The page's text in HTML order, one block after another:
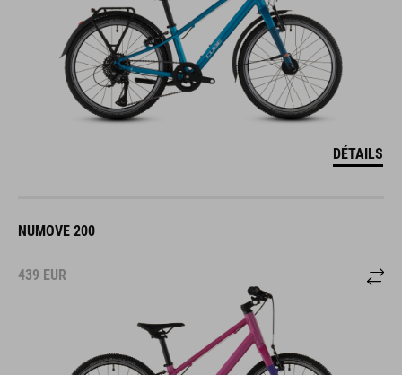
DÉTAILS
NUMOVE 200
439 EUR